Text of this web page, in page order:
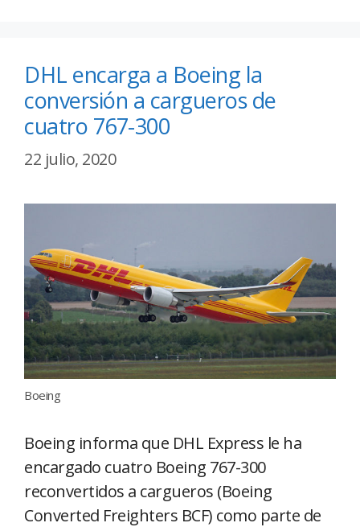
DHL encarga a Boeing la
conversión a cargueros de
cuatro 767-300
22 julio, 2020
Boeing
Boeing informa que DHL Express le ha
encargado cuatro Boeing 767-300
reconvertidos a cargueros (Boeing
Converted Freighters BCF) como parte de